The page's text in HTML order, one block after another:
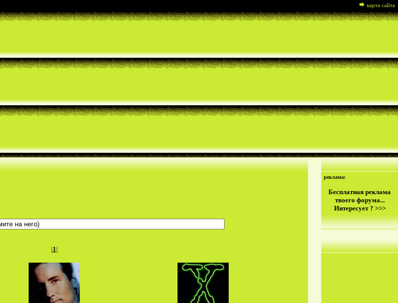
карта сайта
|1|
реклама:
Бесплатная реклама
твоего форума...
Интересует ? >>>